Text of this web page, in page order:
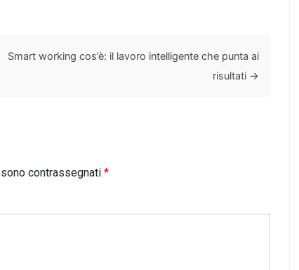
Smart working cos’è: il lavoro intelligente che punta ai
risultati →
contrassegnati *